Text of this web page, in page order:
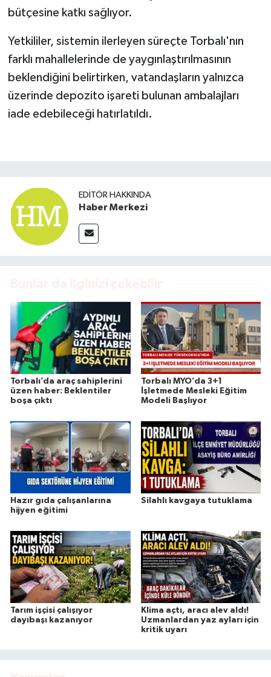
bütçesine katkı sağlıyor.
Yetkililer, sistemin ilerleyen süreçte Torbalı'nın
farklı mahallelerinde de yaygınlaştırılmasının
beklendiğini belirtirken, vatandaşların yalnızca
üzerinde depozito işareti bulunan ambalajları
iade edebileceği hatırlatıldı.
EDITÖR HAKKINDA
Haber Merkezi
Torbalı’da araç sahiplerini
üzen haber: Beklentiler
boşa çıktı
Torbalı MYO’da 3+1
İşletmede Mesleki Eğitim
Modeli Başlıyor
Hazır gıda çalışanlarına
hijyen eğitimi
Silahlı kavgaya tutuklama
Tarım işçisi çalışıyor
dayıbaşı kazanıyor
Klima açtı, aracı alev aldı!
Uzmanlardan yaz ayları için
kritik uyarı